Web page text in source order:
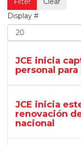
Display #
JCE inicia
personal
JCE inicia
renovación
nacional